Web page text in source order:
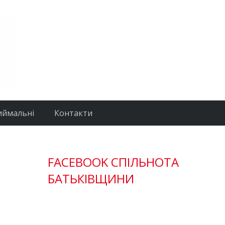
Контакти
FACEBOOK СПІЛЬНОТА
БАТЬКІВЩИНИ